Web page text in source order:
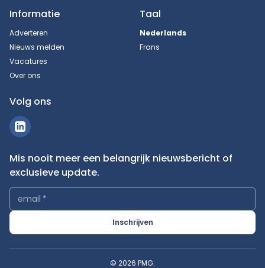
Informatie
Adverteren
Nieuws melden
Vacatures
Over ons
Taal
Nederlands
Frans
Volg ons
Mis nooit meer een belangrijk nieuwsbericht of
exclusieve update.
email *
Inschrijven
© 2026 PMG.